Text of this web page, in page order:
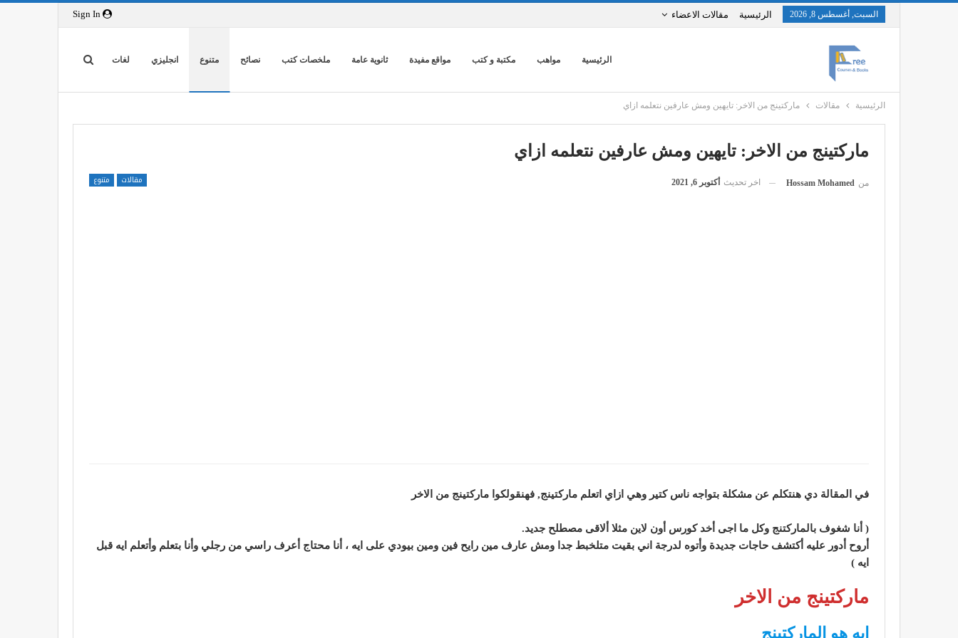
السبت, أغسطس 8, 2026 الرئيسية مقالات الاعضاء
الرئيسية مواهب مكتبة و كتب مواقع مفيدة ثانوية عامة ملخصات كتب نصائح متنوع انجليزي لغات
الرئيسية مقالات ماركتينج من الاخر: تايهين ومش عارفين نتعلمه ازاي
ماركتينج من الاخر: تايهين ومش عارفين نتعلمه ازاي
مقالات متنوع من Hossam Mohamed اخر تحديث أكتوبر 6, 2021
في المقالة دي هنتكلم عن مشكلة بتواجه ناس كتير وهي ازاي اتعلم ماركتينج, فهنقولكوا ماركتينج من الاخر
( أنا شغوف بالماركتنج وكل ما اجى أخد كورس أون لاين مثلا ألاقى مصطلح جديد.
أروح أدور عليه أكتشف حاجات جديدة وأتوه لدرجة اني بقيت متلخبط جدا ومش عارف مين رايح فين ومين بيودي على ايه ، أنا محتاج أعرف راسي من رجلي وأنا بتعلم وأتعلم ايه قبل
ايه )
ماركتينج من الاخر
ايه هو الماركتينج